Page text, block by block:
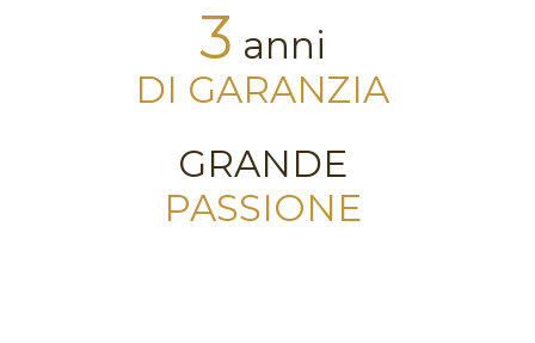
3 anni
DI GARANZIA
GRANDE
PASSIONE